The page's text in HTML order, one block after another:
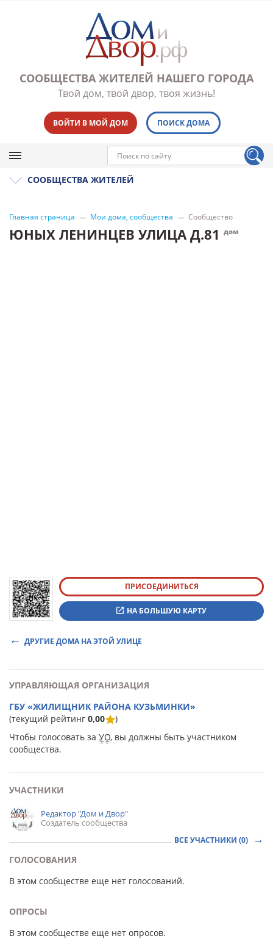
СООБЩЕСТВА ЖИТЕЛЕЙ НАШЕГО ГОРОДА
Твой дом, твой двор, твоя жизнь!
ВОЙТИ В МОЙ ДОМ ПОИСК ДОМА
СООБЩЕСТВА ЖИТЕЛЕЙ
Главная страница Мои дома, сообщества Сообщество
ЮНЫХ ЛЕНИНЦЕВ УЛИЦА Д.81 дом
ПРИСОЕДИНИТЬСЯ
НА БОЛЬШУЮ КАРТУ
ДРУГИЕ ДОМА НА ЭТОЙ УЛИЦЕ
УПРАВЛЯЮЩАЯ ОРГАНИЗАЦИЯ
ГБУ «ЖИЛИЩНИК РАЙОНА КУЗЬМИНКИ»
(текущий рейтинг 0,00
)
Чтобы голосовать за УО, вы должны быть участником
сообщества.
УЧАСТНИКИ
Редактор "Дом и Двор"
Создатель сообщества
ВСЕ УЧАСТНИКИ (0)
ГОЛОСОВАНИЯ
В этом сообществе еще нет голосований.
ОПРОСЫ
В этом сообществе еще нет опросов.